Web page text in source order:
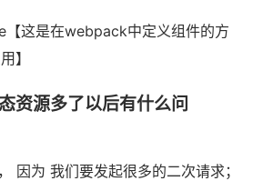
【这是在webpack中定义组件的方
】
资源多了以后有什么问
因为 我们要发起很多的二次请求；